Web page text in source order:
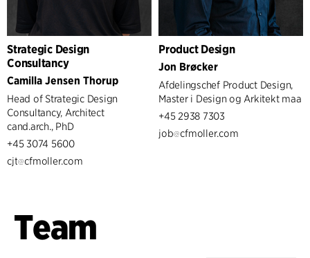
Strategic Design
Consultancy
Camilla Jensen Thorup
Head of Strategic Design
Consultancy, Architect
cand.arch., PhD
+45 3074 5600
cjt
cfmoller.com
Product Design
Jon Brøcker
Afdelingschef Product Design,
Master i Design og Arkitekt maa
+45 2938 7303
job
cfmoller.com
Team